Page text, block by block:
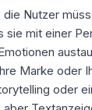
, die Nutzer
sie mit einer
Marke oder
oder